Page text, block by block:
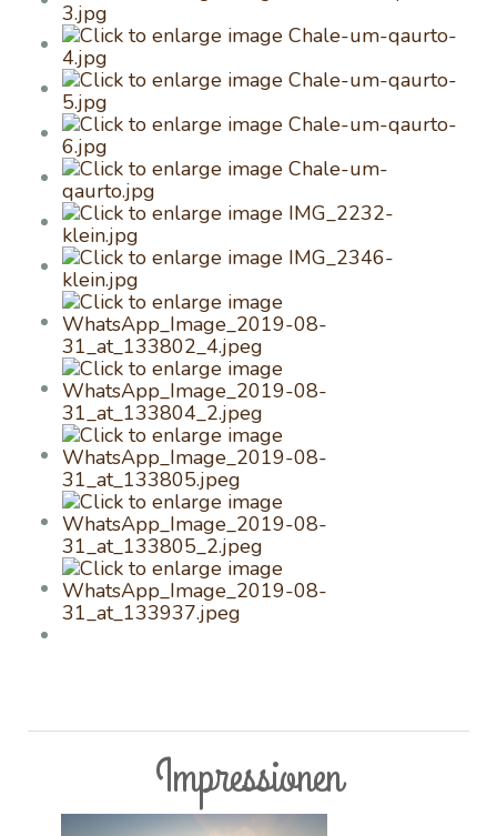
Impressionen